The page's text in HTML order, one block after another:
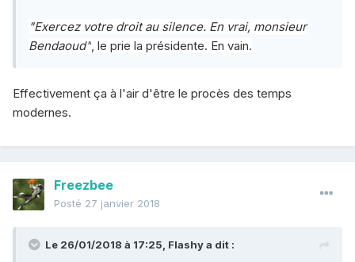
"Exercez votre droit au silence. En vrai, monsieur
Bendaoud", le prie la présidente. En vain.
Effectivement ça à l'air d'être le procès des temps
modernes.
Freezbee
Posté 27 janvier 2018
Le 26/01/2018 à 17:25, Flashya dit :